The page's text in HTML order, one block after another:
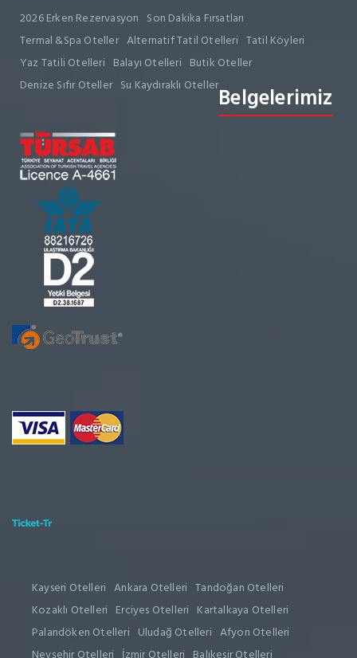
2026 Erken Rezervasyon Son Dakika Fırsatları
Termal &Spa Oteller Alternatif Tatil Otelleri Tatil Köyleri
Yaz Tatili Otelleri Balayı Otelleri Butik Oteller
Denize Sıfır Oteller Su Kaydıraklı OtellerBelgelerimiz
Kayseri Otelleri Ankara Otelleri Tandoğan Otelleri
Kozaklı Otelleri Erciyes Otelleri Kartalkaya Otelleri
Palandöken Otelleri Uludağ Otelleri Afyon Otelleri